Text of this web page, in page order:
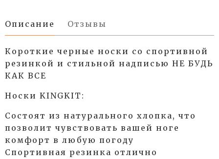
Описание Отзывы
Короткие черные носки со спортивной
резинкой и стильной надписью НЕ БУДЬ
КАК ВСЕ
Носки KINGKIT:
Состоят из натурального хлопка, что
позволит чувствовать вашей ноге
комфорт в любую погоду
Спортивная резинка отлично